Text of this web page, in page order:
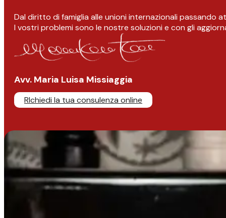
Dal diritto di famiglia alle unioni internazionali passando
I vostri problemi sono le nostre soluzioni e con gli
Avv. Maria Luisa Missiaggia
RIchiedi la tua consulenza online